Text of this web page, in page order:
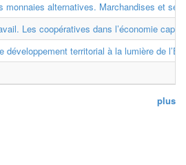
monnaies alternatives. Marchandises et
Les coopératives dans l’économie
développement territorial à la lumière de
plus